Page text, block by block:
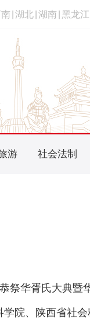
湖北 湖南 黑龙江
游 社会法制
华胥氏大典暨
院、陕西省社